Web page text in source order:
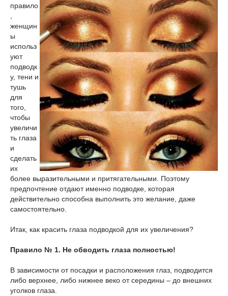
правило
женщин
ы
использ
уют
подводк
у, тени и
тушь
для
того,
чтобы
увеличи
ть глаза
и
сделать
их
более выразительными и притягательными. Поэтому
предпочтение отдают именно подводке, которая
действительно способна выполнить это желание, даже
самостоятельно.
Итак, как красить глаза подводкой для их увеличения?
Правило № 1. Не обводить глаза полностью!
В зависимости от посадки и расположения глаз, подводится
либо верхнее, либо нижнее веко от середины – до внешних
уголков глаза.